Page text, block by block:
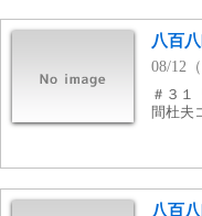
八百
08/12
＃３１
間杜夫
八百